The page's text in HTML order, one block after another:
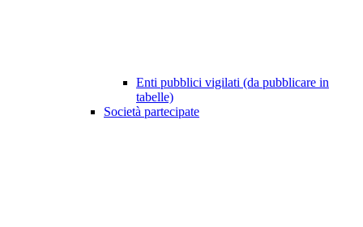
Enti pubblici vigilati (da pubblicare in
tabelle)
Società partecipate